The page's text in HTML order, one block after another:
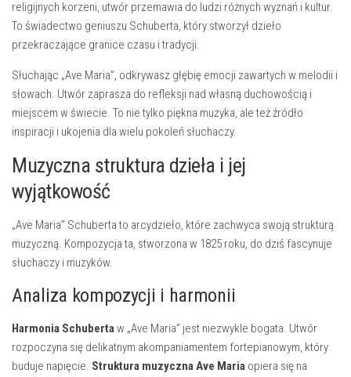
religijnych korzeni, utwór przemawia do ludzi różnych wyznań i kultur.
To świadectwo geniuszu Schuberta, który stworzył dzieło
przekraczające granice czasu i tradycji.
Słuchając „Ave Maria”, odkrywasz głębię emocji zawartych w melodii i
słowach. Utwór zaprasza do refleksji nad własną duchowością i
miejscem w świecie. To nie tylko piękna muzyka, ale też źródło
inspiracji i ukojenia dla wielu pokoleń słuchaczy.
Muzyczna struktura dzieła i jej
wyjątkowość
„Ave Maria” Schuberta to arcydzieło, które zachwyca swoją strukturą
muzyczną. Kompozycja ta, stworzona w 1825 roku, do dziś fascynuje
słuchaczy i muzyków.
Analiza kompozycji i harmonii
Harmonia Schubertaw „Ave Maria” jest niezwykle bogata. Utwór
rozpoczyna się delikatnym akompaniamentem fortepianowym, który
buduje napięcie. Struktura muzyczna Ave Maria opiera się na